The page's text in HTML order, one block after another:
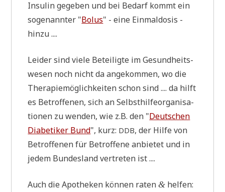
Insu­lin gege­ben und bei Bedarf kommt ein
soge­nann­ter "Bolus" - eine Ein­mal­do­sis -
hinzu ....
Lei­der sind vie­le Betei­lig­te im Gesund­heits­
we­sen noch nicht da ange­kom­men, wo die
The­ra­pie­mög­lich­kei­ten schon sind .... da hilft
es Betrof­fe­nen, sich an Selbst­hil­fe­or­ga­ni­sa­
tio­nen zu wen­den, wie z.B. den "Deut­schen
Dia­be­ti­ker Bund", kurz: DDB, der Hil­fe von
Betrof­fe­nen für Betrof­fe­ne anbie­tet und in
jedem Bun­des­land ver­tre­ten ist ....
Auch die Apo­the­ken kön­nen raten& hel­fen: